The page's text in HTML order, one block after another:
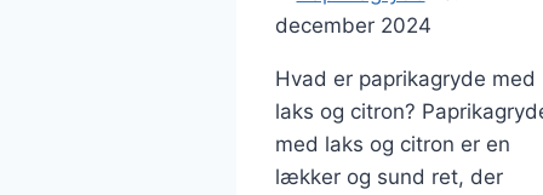
december 2024
Hvad er paprikagryde med
laks og citron?
med laks og citron er en
lækker og sund ret, der